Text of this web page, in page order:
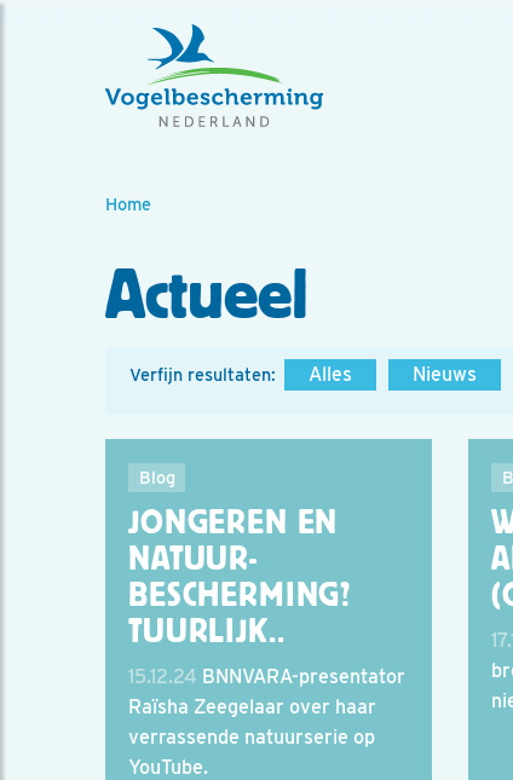
Home
Actueel
Verfijn resultaten: Alles Nieuws
Blog
JONGEREN EN
NATUUR-
BESCHERMING?
TUURLIJK..
15.12.24 BNNVARA-presentator
Raïsha Zeegelaar over haar
verrassende natuurserie op
YouTube.